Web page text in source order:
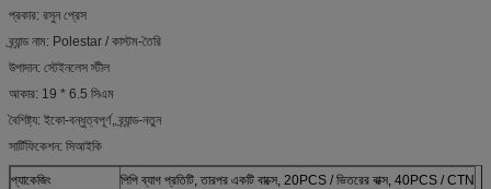
প্রকার: রসুন প্রেস
ব্র্যান্ড নাম: Polestar / কাস্টম-তৈরি
উপাদান: স্টেইনলেস স্টীল
আকার: 19 * 6.5 সিএম
বৈশিষ্ট্য: ইকো-বন্ধুত্বপূর্ণ, ব্র্যান্ড-নতুন
সার্টিফিকেশন: সিআইকি
প্যাকেজিং
পিপি ব্যাগ প্রতিটি, তারপর একটি বাক্সে, 20PCS / ভিতরের বাক্স, 40PCS / CTN